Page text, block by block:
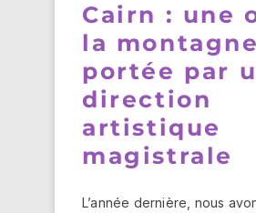
Cairn : une
la montagne
portée par
direction
artistique
magistrale
L’année dernière, nous